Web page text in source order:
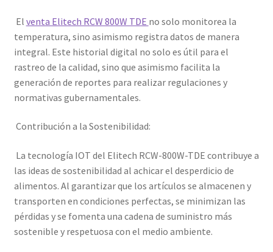
El venta Elitech RCW 800W TDE no solo monitorea la
temperatura, sino asimismo registra datos de manera
integral. Este historial digital no solo es útil para el
rastreo de la calidad, sino que asimismo facilita la
generación de reportes para realizar regulaciones y
normativas gubernamentales.
Contribución a la Sostenibilidad:
La tecnología IOT del Elitech RCW-800W-TDE contribuye a
las ideas de sostenibilidad al achicar el desperdicio de
alimentos. Al garantizar que los artículos se almacenen y
transporten en condiciones perfectas, se minimizan las
pérdidas y se fomenta una cadena de suministro más
sostenible y respetuosa con el medio ambiente.